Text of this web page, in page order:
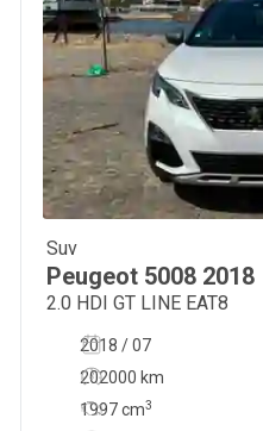
Suv
Peugeot 5008 2018
2.0 HDI GT LINE EAT8
2018 / 07
202000 km
1997cm3